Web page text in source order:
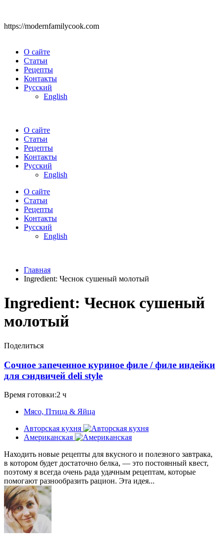
https://modernfamilycook.com
О сайте
Статьи
Рецепты
Контакты
Русский
English
О сайте
Статьи
Рецепты
Контакты
Русский
English
О сайте
Статьи
Рецепты
Контакты
Русский
English
Главная
Ingredient: Чеснок сушеный молотый
Ingredient: Чеснок сушеный
молотый
Поделиться
Сочное запеченное куриное филе / филе индейки
для сэндвичей deli style
Время готовки:2 ч
Мясо, Птица & Яйца
Авторская кухня
Американская
Находить новые рецепты для вкусного и полезного завтрака,
в котором будет достаточно белка, — это постоянный квест,
поэтому я всегда очень рада удачным рецептам, которые
помогают разнообразить рацион. Эта идея...